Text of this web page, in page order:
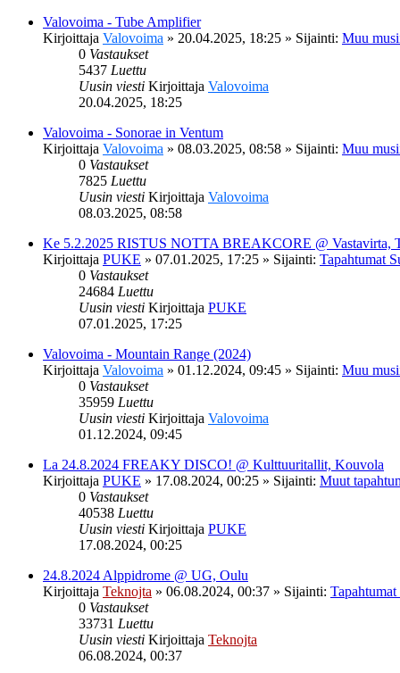
Valovoima - Tube Amplifier
Kirjoittaja Valovoima » 20.04.2025, 18:25 » Sijainti: Muu
0 Vastaukset
5437 Luettu
Uusin viesti Kirjoittaja Valovoima
20.04.2025, 18:25
Valovoima - Sonorae in Ventum
Kirjoittaja Valovoima » 08.03.2025, 08:58 » Sijainti: Muu
0 Vastaukset
7825 Luettu
Uusin viesti Kirjoittaja Valovoima
08.03.2025, 08:58
Ke 5.2.2025 RISTUS NOTTA BREAKCORE @ Vastavirta,
Kirjoittaja PUKE » 07.01.2025, 17:25 » Sijainti: Tapahtumat
0 Vastaukset
24684 Luettu
Uusin viesti Kirjoittaja PUKE
07.01.2025, 17:25
Valovoima - Mountain Range (2024)
Kirjoittaja Valovoima » 01.12.2024, 09:45 » Sijainti: Muu
0 Vastaukset
35959 Luettu
Uusin viesti Kirjoittaja Valovoima
01.12.2024, 09:45
La 24.8.2024 FREAKY DISCO! @ Kulttuuritallit, Kouvola
Kirjoittaja PUKE » 17.08.2024, 00:25 » Sijainti: Muut
0 Vastaukset
40538 Luettu
Uusin viesti Kirjoittaja PUKE
17.08.2024, 00:25
24.8.2024 Alppidrome @ UG, Oulu
Kirjoittaja Teknojta » 06.08.2024, 00:37 » Sijainti: Tapahtumat
0 Vastaukset
33731 Luettu
Uusin viesti Kirjoittaja Teknojta
06.08.2024, 00:37